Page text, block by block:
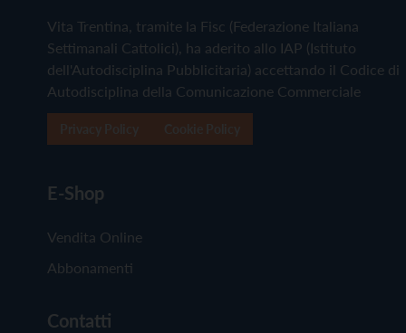
Vita Trentina, tramite la Fisc (Federazione Italiana
Settimanali Cattolici), ha aderito allo IAP (Istituto
dell'Autodisciplina Pubblicitaria) accettando il Codice di
Autodisciplina della Comunicazione Commerciale
E-Shop
Vendita Online
Abbonamenti
Contatti